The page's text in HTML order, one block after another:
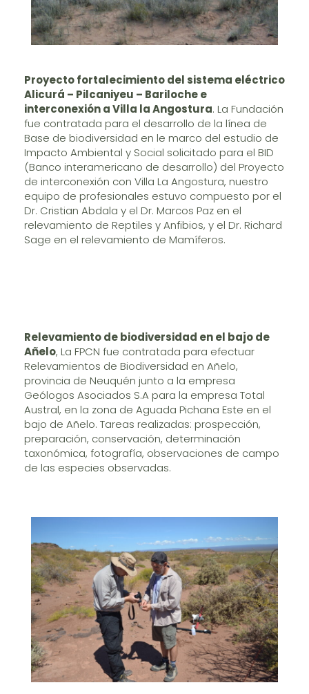
Proyecto fortalecimiento del sistema eléctrico
Alicurá – Pilcaniyeu – Bariloche e
interconexión a Villa la Angostura. La Fundación
fue contratada para el desarrollo de la línea de
Base de biodiversidad en le marco del estudio de
Impacto Ambiental y Social solicitado para el BID
(Banco interamericano de desarrollo) del Proyecto
de interconexión con Villa La Angostura, nuestro
equipo de profesionales estuvo compuesto por el
Dr. Cristian Abdala y el Dr. Marcos Paz en el
relevamiento de Reptiles y Anfibios, y el Dr. Richard
Sage en el relevamiento de Mamíferos.
Relevamiento de biodiversidad en el bajo de
Añelo, La FPCN fue contratada para efectuar
Relevamientos de Biodiversidad en Añelo,
provincia de Neuquén junto a la empresa
Geólogos Asociados S.A para la empresa Total
Austral, en la zona de Aguada Pichana Este en el
bajo de Añelo. Tareas realizadas: prospección,
preparación, conservación, determinación
taxonómica, fotografía, observaciones de campo
de las especies observadas.